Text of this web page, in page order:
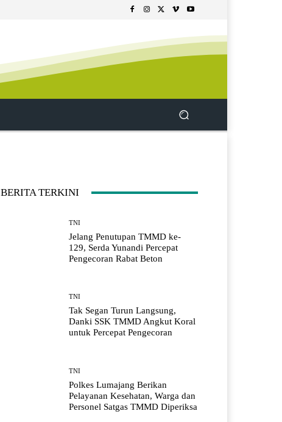
BERITA TERKINI
TNI
Jelang Penutupan TMMD ke-
129, Serda Yunandi Percepat
Pengecoran Rabat Beton
TNI
Tak Segan Turun Langsung,
Danki SSK TMMD Angkut Koral
untuk Percepat Pengecoran
TNI
Polkes Lumajang Berikan
Pelayanan Kesehatan, Warga dan
Personel Satgas TMMD Diperiksa